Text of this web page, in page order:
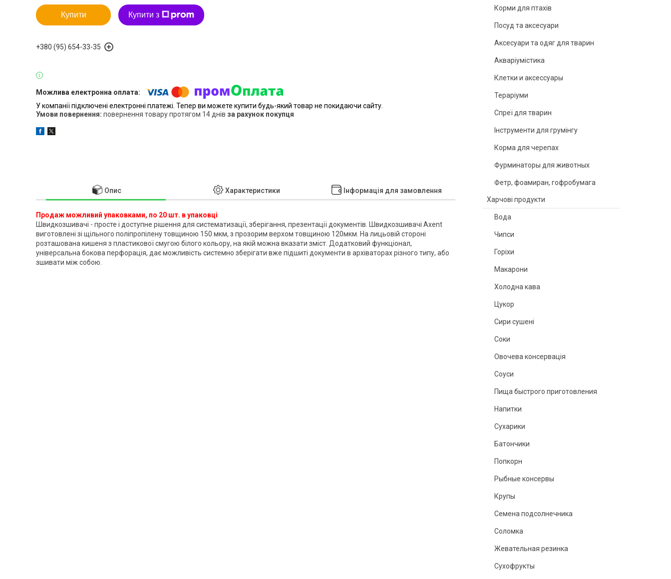
Корми для птахів
Посуд та аксесуари
Аксесуари та одяг для тварин
Акваріумістика
Клетки и аксессуары
Тераріуми
Спреї для тварин
Інструменти для грумінгу
Корма для черепах
Фурминаторы для животных
Фетр, фоамиран, гофробумага
Харчові продукти
Вода
Чипси
Горіхи
Макарони
Холодна кава
Цукор
Сири сушені
Соки
Овочева консервація
Соуси
Пища быстрого приготовления
Напитки
Сухарики
Батончики
Попкорн
Рыбные консервы
Крупы
Семена подсолнечника
Соломка
Жевательная резинка
Сухофрукты
Купити Купити з
+380 (95) 654-33-35
У компанії підключені електронні платежі. Тепер ви можете купити будь-який товар не покидаючи сайту.
повернення товару протягом 14 днів за рахунок покупця
Опис Характеристики Інформація для замовлення
Продаж можливий упаковками, по 20 шт. в упаковці
Швидкозшивачі - просте і доступне рішення для систематизації, зберігання, презентації документів. Швидкозшивачі Axent
виготовлені зі щільного поліпропілену товщиною 150 мкм, з прозорим верхом товщиною 120мкм. На лицьовій стороні
розташована кишеня з пластикової смугою білого кольору, на якій можна вказати зміст. Додатковий функціонал,
універсальна бокова перфорація, дає можливість системно зберігати вже підшиті документи в архіваторах різного типу, або
зшивати між собою.